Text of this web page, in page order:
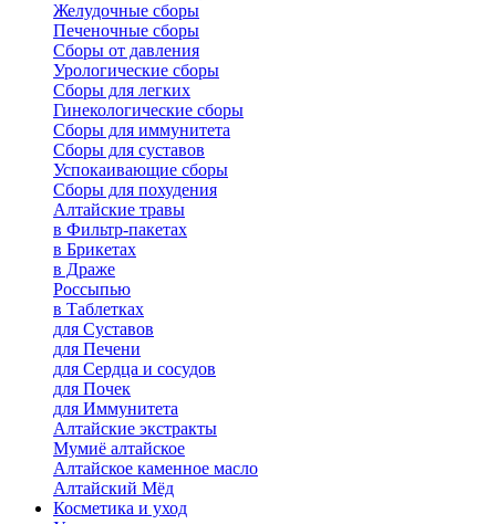
Желудочные сборы
Печеночные сборы
Сборы от давления
Урологические сборы
Сборы для легких
Гинекологические сборы
Сборы для иммунитета
Сборы для суставов
Успокаивающие сборы
Сборы для похудения
Алтайские травы
в Фильтр-пакетах
в Брикетах
в Драже
Россыпью
в Таблетках
для Cуставов
для Печени
для Сердца и сосудов
для Почек
для Иммунитета
Алтайские экстракты
Мумиё алтайское
Алтайское каменное масло
Алтайский Мёд
Косметика и уход